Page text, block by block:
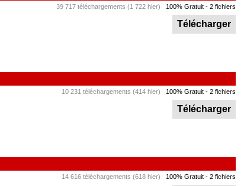
39 717 téléchargements (1 722 hier) 100% Gratuit - 2 fichiers
Télécharger
10 231 téléchargements (414 hier) 100% Gratuit - 2 fichiers
Télécharger
14 616 téléchargements (618 hier) 100% Gratuit - 2 fichiers